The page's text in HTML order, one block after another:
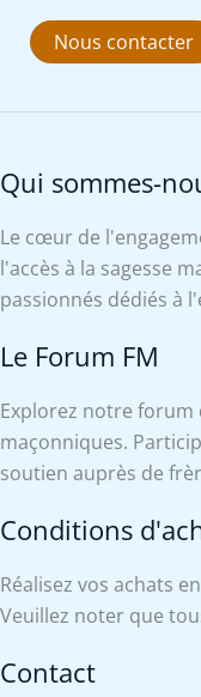
Nous contacter
Qui sommes-
Le cœur de
l'accès à la sagesse
passionnés dédiés à
Le Forum FM
Explorez notre forum
maçonniques.
soutien auprès de
Conditions
Réalisez vos achats
Veuillez noter que
Contact